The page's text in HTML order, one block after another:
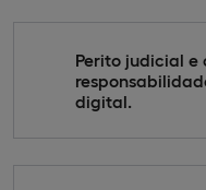
Perito judicial e
digital.